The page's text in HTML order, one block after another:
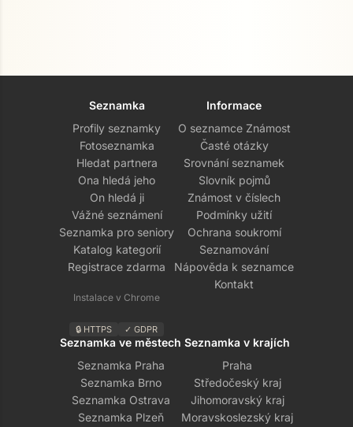
Seznamka
Profily seznamky
Fotoseznamka
Hledat partnera
Ona hledá jeho
On hledá ji
Vážné seznámení
Seznamka pro seniory
Katalog kategorií
Registrace zdarma
Instalace v Chrome
🔒 HTTPS ✓ GDPR
Informace
O seznamce Známost
Časté otázky
Srovnání seznamek
Slovník pojmů
Známost v číslech
Podmínky užití
Ochrana soukromí
Seznamování
Nápověda k seznamce
Kontakt
Seznamka ve městech
Seznamka Praha
Seznamka Brno
Seznamka Ostrava
Seznamka Plzeň
Seznamka v krajích
Praha
Středočeský kraj
Jihomoravský kraj
Moravskoslezský kraj